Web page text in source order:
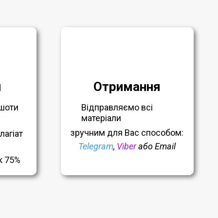
75%
Отримання
Відправляємо всі
матеріали
зручним для Вас способом:
Telegram, Viberабо Email